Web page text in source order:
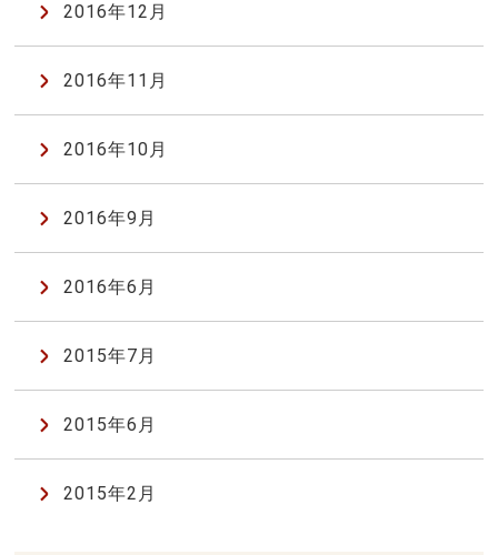
2016年12月
2016年11月
2016年10月
2016年9月
2016年6月
2015年7月
2015年6月
2015年2月